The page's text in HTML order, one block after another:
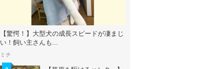
【驚愕！】大型犬の成長スピードが凄まじ
い！飼い主さんも...
ミチ